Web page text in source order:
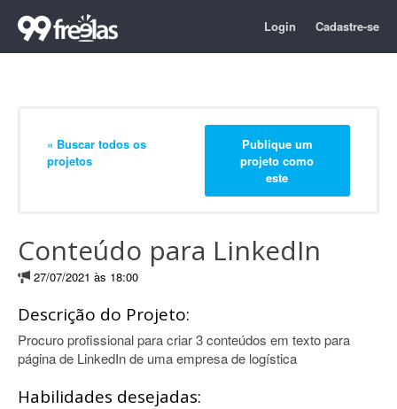
Login Cadastre-se
« Buscar todos os
projetos
Publique um
projeto como
este
Conteúdo para LinkedIn
27/07/2021 às 18:00
Descrição do Projeto:
Procuro profissional para criar 3 conteúdos em texto para
página de LinkedIn de uma empresa de logística
Habilidades desejadas: